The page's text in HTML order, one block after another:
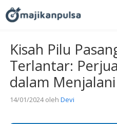
Langsung
ke
Kisah Pilu
Terlantar:
dalam
14/01/2024 oleh Devi